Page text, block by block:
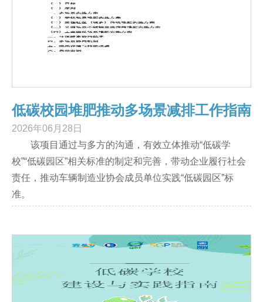
低碳校园堆肥推动多场景减排工作指南
2026年06月28日
该项目通过与多方的沟通，有效立体推动“低碳学
校”“低碳园区”相关标准的制定和完善，带动企业履行社会
责任，推动车辆制造业协会成员单位实践“低碳园区”标
准。